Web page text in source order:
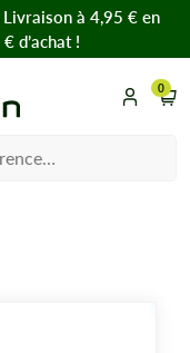
à 4,95 € en
d’achat !
0